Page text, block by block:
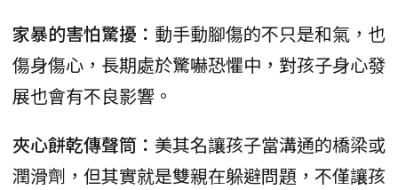
家暴的害怕驚擾： 動手動腳傷的不只是和氣，也
傷身傷心，長期處於驚嚇恐懼中，對孩子身心發
展也會有不良影響。
夾心餅乾傳聲筒： 美其名讓孩子當溝通的橋梁或
潤滑劑，但其實就是雙親在躲避問題，不僅讓孩